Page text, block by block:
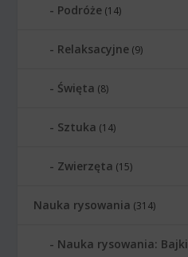
Podróże (14)
Relaksacyjne (9)
Święta (8)
Sztuka (14)
Zwierzęta (15)
Nauka rysowania (314)
Nauka rysowania: Bajki